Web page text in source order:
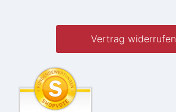
Vertrag widerrufen